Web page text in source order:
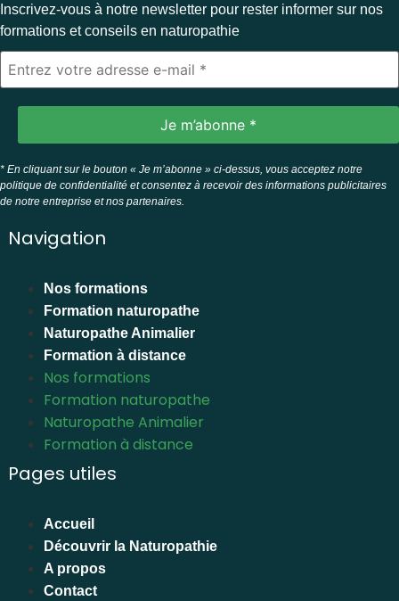
Inscrivez-vous à notre newsletter pour rester informer sur nos
formations et conseils en naturopathie
* En cliquant sur le bouton « Je m’abonne » ci-dessus, vous acceptez notre
politique de confidentialité et consentez à recevoir des informations publicitaires
de notre entreprise et nos partenaires.
Navigation
Nos formations
Formation naturopathe
Naturopathe Animalier
Formation à distance
Nos formations
Formation naturopathe
Naturopathe Animalier
Formation à distance
Pages utiles
Accueil
Découvrir la Naturopathie
A propos
Contact